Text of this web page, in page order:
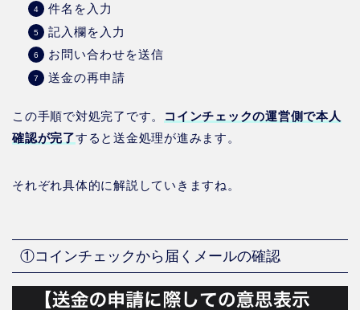
件名を入力
記入欄を入力
お問い合わせを送信
送金の再申請
この手順で対処完了です。
コインチェックの運営側で本人
確認が完了すると送金処理が進みます。
それぞれ具体的に解説していきますね。
①コインチェックから届くメールの確認